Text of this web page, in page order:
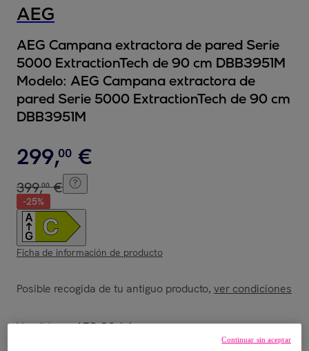
AEG
AEG Campana extractora de pared Serie
5000 ExtractionTech de 90 cm DBB3951M
Modelo: AEG Campana extractora de
pared Serie 5000 ExtractionTech de 90 cm
DBB3951M
299,00 €
399,00 €
-25%
Ficha de información de producto
Posible recogida de tu antiguo producto, ver condiciones
Vendido porAEG Oficial
Continuar sin aceptar